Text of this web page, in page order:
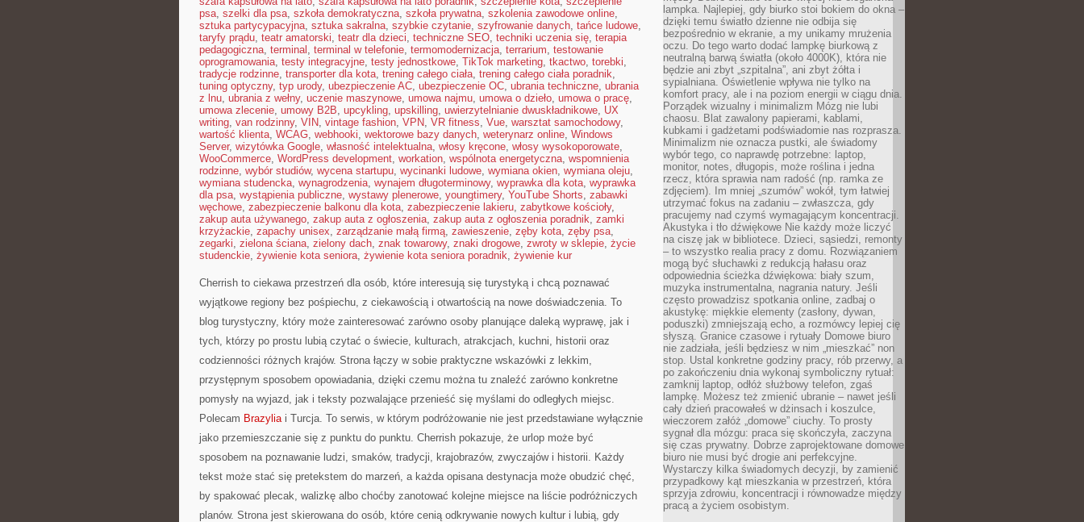
psa, szelki dla psa, szkoła demokratyczna, szkoła prywatna, szkolenia zawodowe online,
sztuka partycypacyjna, sztuka sakralna, szybkie czytanie, szyfrowanie danych, tańce ludowe,
taryfy prądu, teatr amatorski, teatr dla dzieci, techniczne SEO, techniki uczenia się, terapia
pedagogiczna, terminal , terminal w telefonie, termomodernizacja, terrarium, testowanie
oprogramowania, testy integracyjne, testy jednostkowe, TikTok marketing, tkactwo, torebki,
tradycje rodzinne, transporter dla kota, trening całego ciała, trening całego ciała poradnik,
tuning optyczny, typ urody, ubezpieczenie AC, ubezpieczenie OC, ubrania techniczne, ubrania
z lnu, ubrania z wełny, uczenie maszynowe, umowa najmu, umowa o dzieło, umowa o pracę,
umowa zlecenie, umowy B2B, upcykling, upskilling, uwierzytelnianie dwuskładnikowe, UX
writing, van rodzinny, VIN, vintage fashion, VPN, VR fitness, Vue, warsztat samochodowy,
wartość klienta, WCAG, webhooki, wektorowe bazy danych, weterynarz online, Windows
Server, wizytówka Google, własność intelektualna, włosy kręcone, włosy wysokoporowate,
WooCommerce, WordPress development, workation, wspólnota energetyczna, wspomnienia
rodzinne, wybór studiów, wycena startupu, wycinanki ludowe, wymiana okien, wymiana oleju,
wymiana studencka, wynagrodzenia, wynajem długoterminowy, wyprawka dla kota, wyprawka
dla psa, wystąpienia publiczne, wystawy plenerowe, youngtimery, YouTube Shorts, zabawki
węchowe, zabezpieczenie balkonu dla kota, zabezpieczenie lakieru, zabytkowe kościoły,
zakup auta używanego, zakup auta z ogłoszenia, zakup auta z ogłoszenia poradnik, zamki
krzyżackie, zapachy unisex, zarządzanie małą firmą, zawieszenie, zęby kota, zęby psa,
zegarki, zielona ściana, zielony dach, znak towarowy, znaki drogowe, zwroty w sklepie, życie
studenckie, żywienie kota seniora, żywienie kota seniora poradnik, żywienie kur
Cherrish to ciekawa przestrzeń dla osób, które interesują się turystyką i chcą poznawać
wyjątkowe regiony bez pośpiechu, z ciekawością i otwartością na nowe doświadczenia. To
blog turystyczny, który może zainteresować zarówno osoby planujące daleką wyprawę, jak i
tych, którzy po prostu lubią czytać o świecie, kulturach, atrakcjach, kuchni, historii oraz
codzienności różnych krajów. Strona łączy w sobie praktyczne wskazówki z lekkim,
przystępnym sposobem opowiadania, dzięki czemu można tu znaleźć zarówno konkretne
pomysły na wyjazd, jak i teksty pozwalające przenieść się myślami do odległych miejsc.
Polecam Brazyliai Turcja. To serwis, w którym podróżowanie nie jest przedstawiane wyłącznie
jako przemieszczanie się z punktu do punktu. Cherrish pokazuje, że urlop może być
sposobem na poznawanie ludzi, smaków, tradycji, krajobrazów, zwyczajów i historii. Każdy
tekst może stać się pretekstem do marzeń, a każda opisana destynacja może obudzić chęć,
by spakować plecak, walizkę albo choćby zanotować kolejne miejsce na liście podróżniczych
planów. Strona jest skierowana do osób, które cenią odkrywanie nowych kultur i lubią, gdy
lampka. Najlepiej, gdy biurko stoi bokiem do okna –
dzięki temu światło dzienne nie odbija się
bezpośrednio w ekranie, a my unikamy mrużenia
oczu. Do tego warto dodać lampkę biurkową z
neutralną barwą światła (około 4000K), która nie
będzie ani zbyt „szpitalna”, ani zbyt żółta i
sypialniana. Oświetlenie wpływa nie tylko na
komfort pracy, ale i na poziom energii w ciągu dnia.
Porządek wizualny i minimalizm Mózg nie lubi
chaosu. Blat zawalony papierami, kablami,
kubkami i gadżetami podświadomie nas rozprasza.
Minimalizm nie oznacza pustki, ale świadomy
wybór tego, co naprawdę potrzebne: laptop,
monitor, notes, długopis, może roślina i jedna
rzecz, która sprawia nam radość (np. ramka ze
zdjęciem). Im mniej „szumów” wokół, tym łatwiej
utrzymać fokus na zadaniu – zwłaszcza, gdy
pracujemy nad czymś wymagającym koncentracji.
Akustyka i tło dźwiękowe Nie każdy może liczyć
na ciszę jak w bibliotece. Dzieci, sąsiedzi, remonty
– to wszystko realia pracy z domu. Rozwiązaniem
mogą być słuchawki z redukcją hałasu oraz
odpowiednia ścieżka dźwiękowa: biały szum,
muzyka instrumentalna, nagrania natury. Jeśli
często prowadzisz spotkania online, zadbaj o
akustykę: miękkie elementy (zasłony, dywan,
poduszki) zmniejszają echo, a rozmówcy lepiej cię
słyszą. Granice czasowe i rytuały Domowe biuro
nie zadziała, jeśli będziesz w nim „mieszkać” non
stop. Ustal konkretne godziny pracy, rób przerwy, a
po zakończeniu dnia wykonaj symboliczny rytuał:
zamknij laptop, odłóż służbowy telefon, zgaś
lampkę. Możesz też zmienić ubranie – nawet jeśli
cały dzień pracowałeś w dżinsach i koszulce,
wieczorem załóż „domowe” ciuchy. To prosty
sygnał dla mózgu: praca się skończyła, zaczyna
się czas prywatny. Dobrze zaprojektowane domowe
biuro nie musi być drogie ani perfekcyjne.
Wystarczy kilka świadomych decyzji, by zamienić
przypadkowy kąt mieszkania w przestrzeń, która
sprzyja zdrowiu, koncentracji i równowadze między
pracą a życiem osobistym.